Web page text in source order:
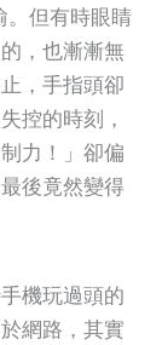
。但有時眼睛
，也漸漸無
，手指頭卻
控的時刻，
力！」卻偏
後竟然變得
機玩過頭的
網路，其實